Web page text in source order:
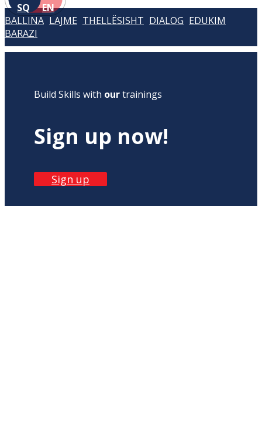
SQ EN
BALLINA LAJME THELLËSISHT DIALOG EDUKIM
BARAZI
Build Skills with ourtrainings
Sign up now!
Sign up